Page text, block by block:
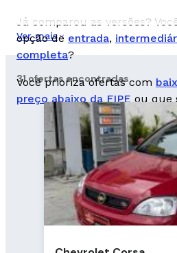
Já comparou as versões?
opção de entrada,
completa?
Você prioriza ofertas com
preço abaixo da FIPEou que
Ver mais
31 ofertas encontradas